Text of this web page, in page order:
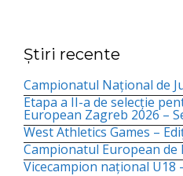
Știri recente
Campionatul Național de
Etapa a II-a de selecție
European Zagreb 2026 –
West Athletics Games –
Campionatul European de
Vicecampion național U18